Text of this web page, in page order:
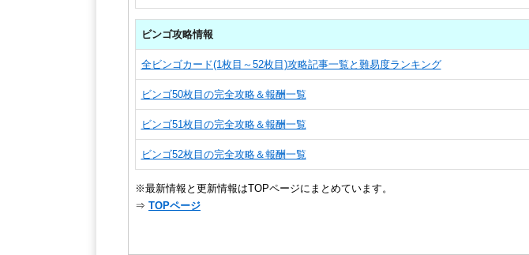
ビンゴ攻略情報
全ビンゴカード(1枚目～52枚目)攻略記事一覧と難易度ランキング
ビンゴ50枚目の完全攻略＆報酬一覧
ビンゴ51枚目の完全攻略＆報酬一覧
ビンゴ52枚目の完全攻略＆報酬一覧
※最新情報と更新情報はTOPページにまとめています。
⇒ TOPページ